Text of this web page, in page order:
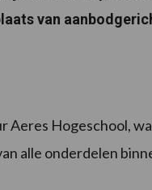
van
Aeres Hogeschool,
alle onderdelen